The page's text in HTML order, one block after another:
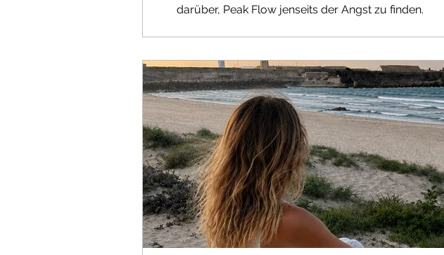
darüber, Peak Flow jenseits der Angst zu finden.